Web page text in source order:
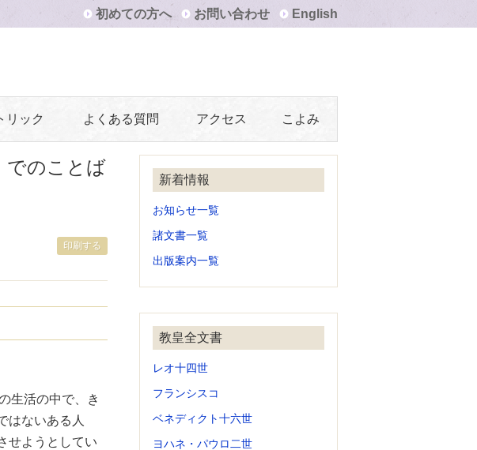
初めての方へ お問い合わせ English
リック よくある質問 アクセス こよみ
でのことば
印刷する
生活の中で、き
はないある人
せようとしてい
新着情報
お知らせ一覧
諸文書一覧
出版案内一覧
教皇全文書
レオ十四世
フランシスコ
ベネディクト十六世
ヨハネ・パウロ二世